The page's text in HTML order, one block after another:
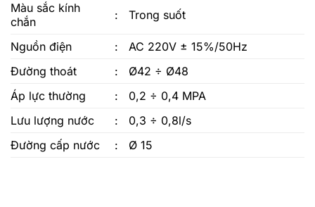
Màu sắc kính
chắn
: Trong suốt
Nguồn điện :
AC 220V ± 15%/50Hz
Đường thoát
:
Ø42 ÷ Ø48
Áp lực thường
:
0,2 ÷ 0,4 MPA
Lưu lượng nước
:
0,3 ÷ 0,8l/s
Đường cấp nước
: Ø 15